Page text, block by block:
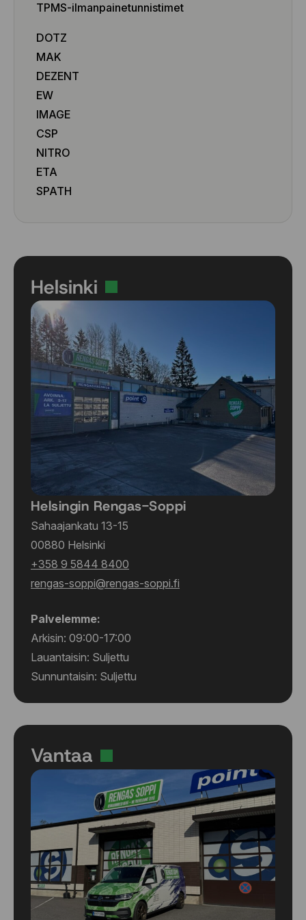
TPMS-ilmanpainetunnistimet
DOTZ
MAK
DEZENT
EW
IMAGE
CSP
NITRO
ETA
SPATH
Helsinki
Helsingin Rengas-Soppi
Sahaajankatu 13-15
00880 Helsinki
+358 9 5844 8400
rengas-soppi@rengas-soppi.fi
Palvelemme:
Arkisin: 09:00-17:00
Lauantaisin: Suljettu
Sunnuntaisin: Suljettu
Vantaa